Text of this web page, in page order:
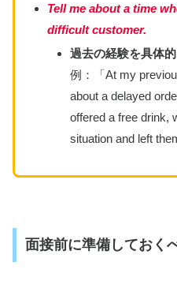
Tell me about a time
difficult customer.
過去の経験を具体的
例：「At my
about a delayed
offered a free drink,
situation and left
面接前に準備しておく